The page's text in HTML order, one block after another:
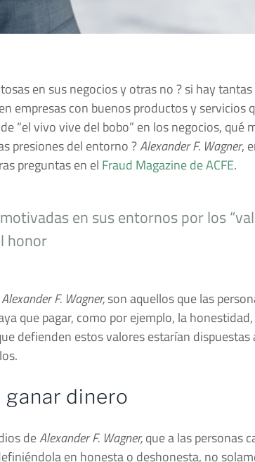
en sus negocios y otras no ? si hay
empresas con buenos productos y servicios
“el vivo vive del bobo” en los negocios, qué
presiones del entorno ?Alexander F. Wagner,
preguntas en el Fraud Magazine de ACFE.
en sus entornos por los
honor
Alexander F. Wagner,son aquellos que las
que pagar, como por ejemplo, la
defienden estos valores estarían
ganar dinero
deAlexander F. Wagner,que a las personas
en honesta o deshonesta, no